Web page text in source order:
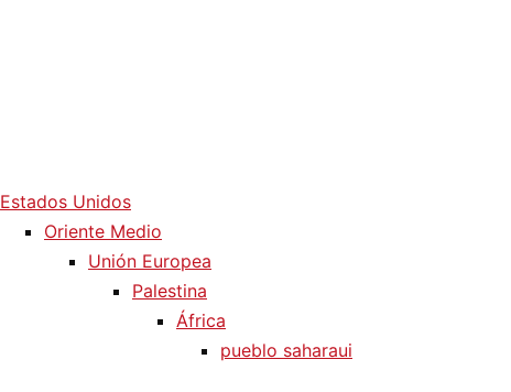
Estados Unidos
Oriente Medio
Unión Europea
Palestina
África
pueblo saharaui